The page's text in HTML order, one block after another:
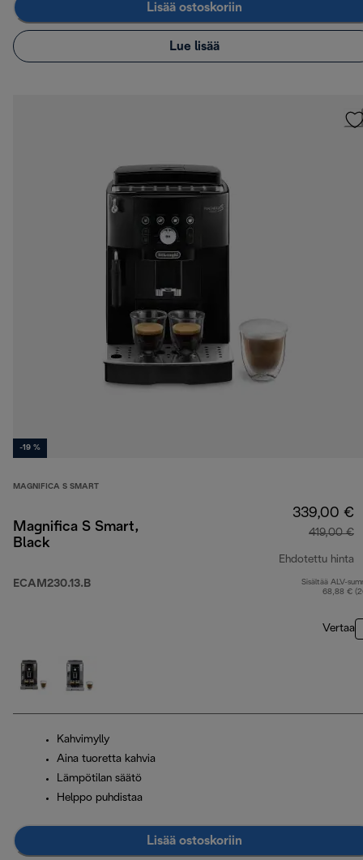
Lisää ostoskoriin
Lue lisää
-19 %
MAGNIFICA S SMART
Magnifica S Smart,
Black
ECAM230.13.B
339,00 €
419,00 €
Ehdotettu hinta
Sisältää ALV-
68,88 €
Vertaa
Kahvimylly
Aina tuoretta kahvia
Lämpötilan säätö
Helppo puhdistaa
Lisää ostoskoriin